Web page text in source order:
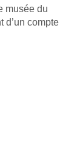
musée du
d’un compte